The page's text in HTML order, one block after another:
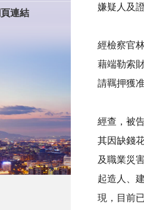
連結
嫌疑人及
經檢察官
藉端勒索
請羈押獲准
經查，被
其因缺錢
及職業災
起造人、
現，目前